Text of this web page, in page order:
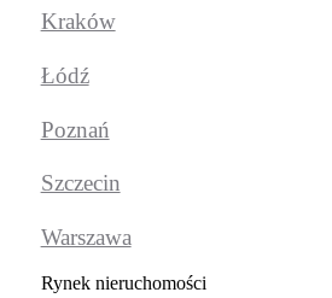
Kraków
Łódź
Poznań
Szczecin
Warszawa
Rynek nieruchomości